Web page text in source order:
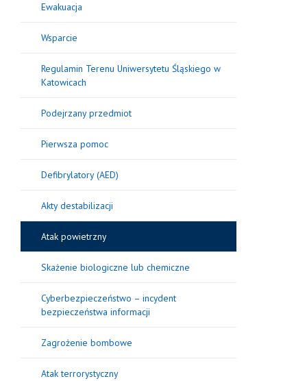
Ewakuacja
Wsparcie
Regulamin Terenu Uniwersytetu Śląskiego w
Katowicach
Podejrzany przedmiot
Pierwsza pomoc
Defibrylatory (AED)
Akty destabilizacji
Atak powietrzny
Skażenie biologiczne lub chemiczne
Cyberbezpieczeństwo – incydent
bezpieczeństwa informacji
Zagrożenie bombowe
Atak terrorystyczny